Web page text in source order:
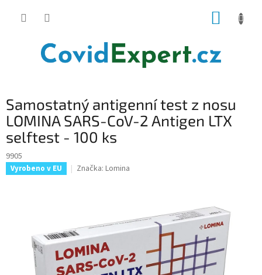
Samostatný antigenní test z nosu
LOMINA SARS-CoV-2 Antigen LTX
selftest - 100 ks
9905
Vyrobeno v EU Značka: Lomina